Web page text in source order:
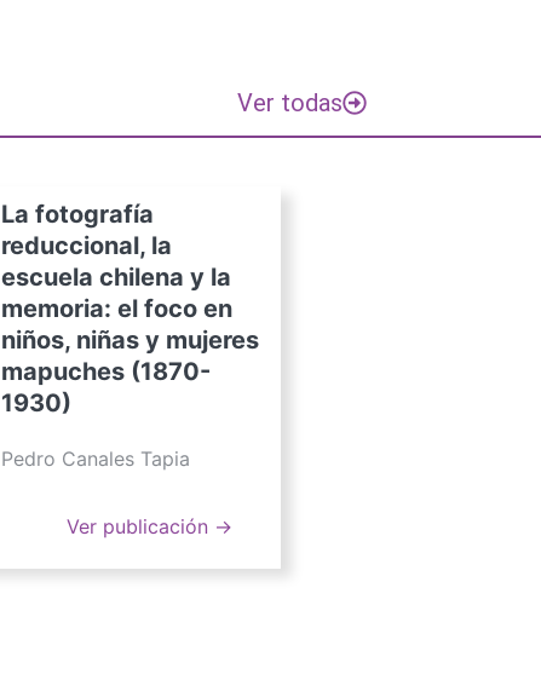
Ver todas
La fotografía
reduccional, la
escuela chilena y la
memoria: el foco en
niños, niñas y mujeres
mapuches (1870-
1930)
Pedro Canales Tapia
Ver publicación →